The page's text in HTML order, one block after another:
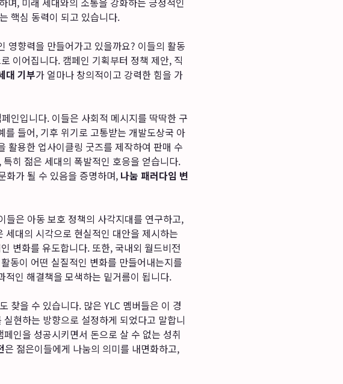
핵심 동력이 되고 있습니다.
영향력을 만들어가고 있을까요? 이들의 활동
이어집니다. 캠페인 기획부터 정책 제안, 직
대 기부가 얼마나 창의적이고 강력한 힘을 가
인입니다. 이들은 사회적 메시지를 딱딱한 구
들어, 기후 위기로 고통받는 개발도상국 아
활용한 업사이클링 굿즈를 제작하여 판매 수
히 젊은 세대의 폭발적인 호응을 얻습니다.
화가 될 수 있음을 증명하며, 나눔 패러다임 변
들은 아동 보호 정책의 사각지대를 연구하고,
대의 시각으로 현실적인 대안을 제시하는
변화를 유도합니다. 또한, 국내외 월드비전
동이 어떤 실질적인 변화를 만들어내는지를
인 해결책을 모색하는 밑거름이 됩니다.
찾을 수 있습니다. 많은 YLC 멤버들은 이 경
현하는 방향으로 설정하게 되었다고 말합니
인을 성공시키면서 돈으로 살 수 없는 성취
은 젊은이들에게 나눔의 의미를 내면화하고,